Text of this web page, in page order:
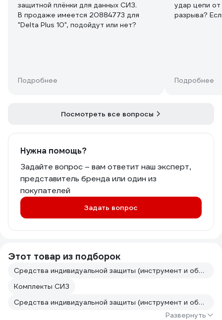
защитной плёнки для данных СИЗ.
В продаже имеется 20884773 для
"Delta Plus 10", подойдут или нет?
Подробнее
удар цепи
разрыва?
Подробнее
Посмотреть все вопросы
Нужна помощь?
Задайте вопрос – вам ответит наш эксперт,
представитель бренда или один из
покупателей
Задать вопрос
Этот товар из подборок
Средства индивидуальной защиты (инструмент и оборудование для покраски авто)
Комплекты СИЗ
Средства индивидуальной защиты (инструмент и оборудование для кузовного ремонта)
Развернуть